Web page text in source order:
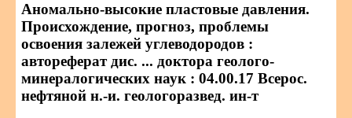
Аномально-высокие пластовые давления.
Происхождение, прогноз, проблемы
освоения залежей углеводородов :
автореферат дис. ... доктора геолого-
минералогических наук : 04.00.17 Всерос.
нефтяной н.-и. геологоразвед. ин-т